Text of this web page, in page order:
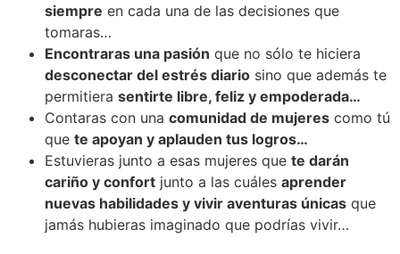
siempre en cada una de las decisiones que
tomaras…
Encontraras una pasión que no sólo te hiciera
desconectar del estrés diario sino que además te
permitiera sentirte libre, feliz y empoderada…
Contaras con una comunidad de mujeres como tú
que te apoyan y aplauden tus logros…
Estuvieras junto a esas mujeres que te darán
cariño y confort junto a las cuáles aprender
nuevas habilidades y vivir aventuras únicas que
jamás hubieras imaginado que podrías vivir…